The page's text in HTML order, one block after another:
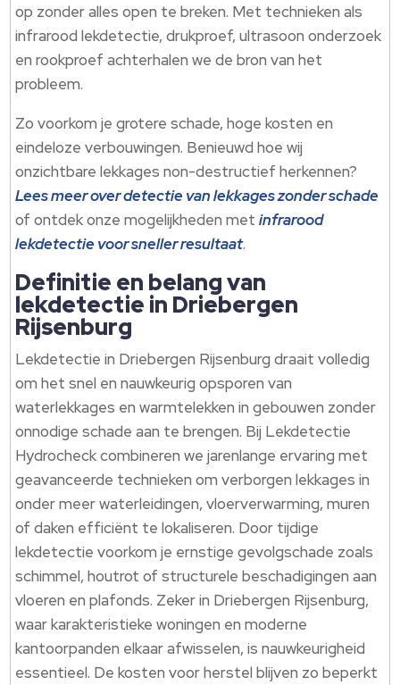
op zonder alles open te breken.​ Met technieken als
infrarood lekdetectie, drukproef, ultrasoon onderzoek
en rookproef achterhalen we de bron van het
probleem.​
Zo voorkom je grotere schade, hoge kosten en
eindeloze verbouwingen.​ Benieuwd hoe wij
onzichtbare lekkages non-destructief herkennen?
Lees meer over detectie van lekkages zonder schade
of ontdek onze mogelijkheden metinfrarood
lekdetectie voor sneller resultaat.​
Definitie en belang van
lekdetectie in Driebergen
Rijsenburg
Lekdetectie in Driebergen Rijsenburg draait volledig
om het snel en nauwkeurig opsporen van
waterlekkages en warmtelekken in gebouwen zonder
onnodige schade aan te brengen.​ Bij Lekdetectie
Hydrocheck combineren we jarenlange ervaring met
geavanceerde technieken om verborgen lekkages in
onder meer waterleidingen, vloerverwarming, muren
of daken efficiënt te lokaliseren.​ Door tijdige
lekdetectie voorkom je ernstige gevolgschade zoals
schimmel, houtrot of structurele beschadigingen aan
vloeren en plafonds.​ Zeker in Driebergen Rijsenburg,
waar karakteristieke woningen en moderne
kantoorpanden elkaar afwisselen, is nauwkeurigheid
essentieel.​ De kosten voor herstel blijven zo beperkt